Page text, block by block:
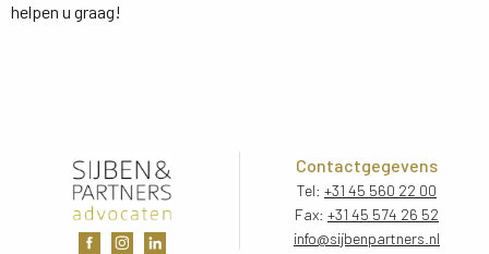
helpen u graag!
Contactgegevens
Tel: +31 45 560 22 00
Fax: +31 45 574 26 52
info@sijbenpartners.nl